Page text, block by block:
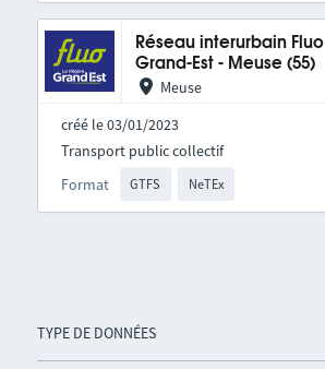
TYPE DE DONNÉES
Réseau interurbain Fluo
Grand-Est - Meuse (55)
Meuse
créé le 03/01/2023
Format GTFS NeTEx
Transport public collectif